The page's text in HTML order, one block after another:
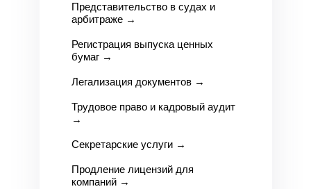
Представительство в судах и
арбитраже →
Регистрация выпуска ценных
бумаг →
Легализация документов →
Трудовое право и кадровый аудит
→
Секретарские услуги →
Продление лицензий для
компаний →